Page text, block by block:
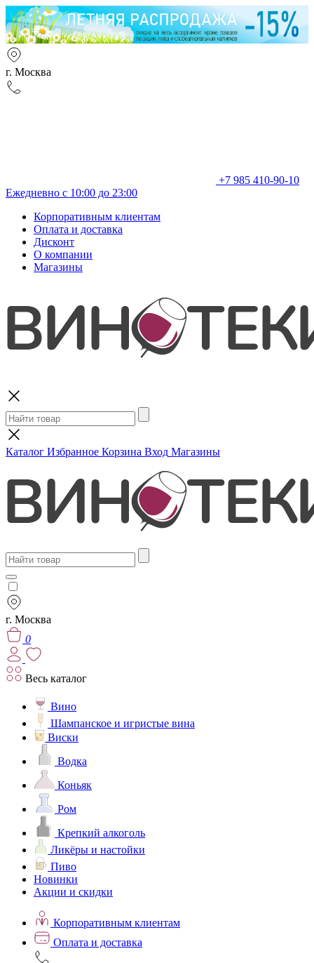
г. Москва
+7 985 410-90-10
Ежедневно с 10:00 до 23:00
Корпоративным клиентам
Оплата и доставка
Дисконт
О компании
Магазины
Каталог Избранное Корзина Вход Магазины
г. Москва
0
Весь каталог
Вино
Шампанское и игристые вина
Виски
Водка
Коньяк
Ром
Крепкий алкоголь
Ликёры и настойки
Пиво
Новинки
Акции и скидки
Корпоративным клиентам
Оплата и доставка